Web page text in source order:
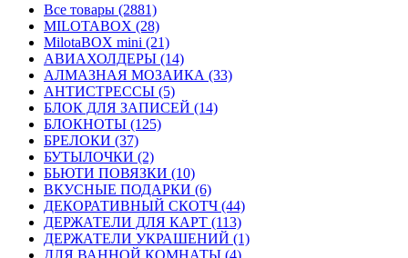
Все товары (2881)
MILOTABOX (28)
MilotaBOX mini (21)
АВИАХОЛДЕРЫ (14)
АЛМАЗНАЯ МОЗАИКА (33)
АНТИСТРЕССЫ (5)
БЛОК ДЛЯ ЗАПИСЕЙ (14)
БЛОКНОТЫ (125)
БРЕЛОКИ (37)
БУТЫЛОЧКИ (2)
БЬЮТИ ПОВЯЗКИ (10)
ВКУСНЫЕ ПОДАРКИ (6)
ДЕКОРАТИВНЫЙ СКОТЧ (44)
ДЕРЖАТЕЛИ ДЛЯ КАРТ (113)
ДЕРЖАТЕЛИ УКРАШЕНИЙ (1)
ДЛЯ ВАННОЙ КОМНАТЫ (4)